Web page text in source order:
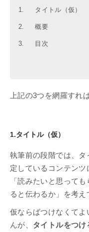
1. タイトル（仮）
2. 概要
3. 目次
上記の3つを網羅すれ
1.タイトル（仮）
執筆前の段階では、
定しているコンテン
「読みたいと思って
ると伝わるか」を考え
仮ならばつけなくて
んが、 タイトルをつ